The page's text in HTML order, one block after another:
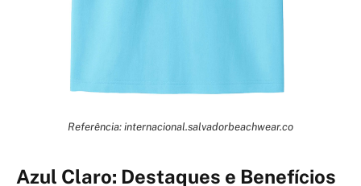
Referência: internacional.salvadorbeachwear.co
Azul Claro: Destaques e Benefícios